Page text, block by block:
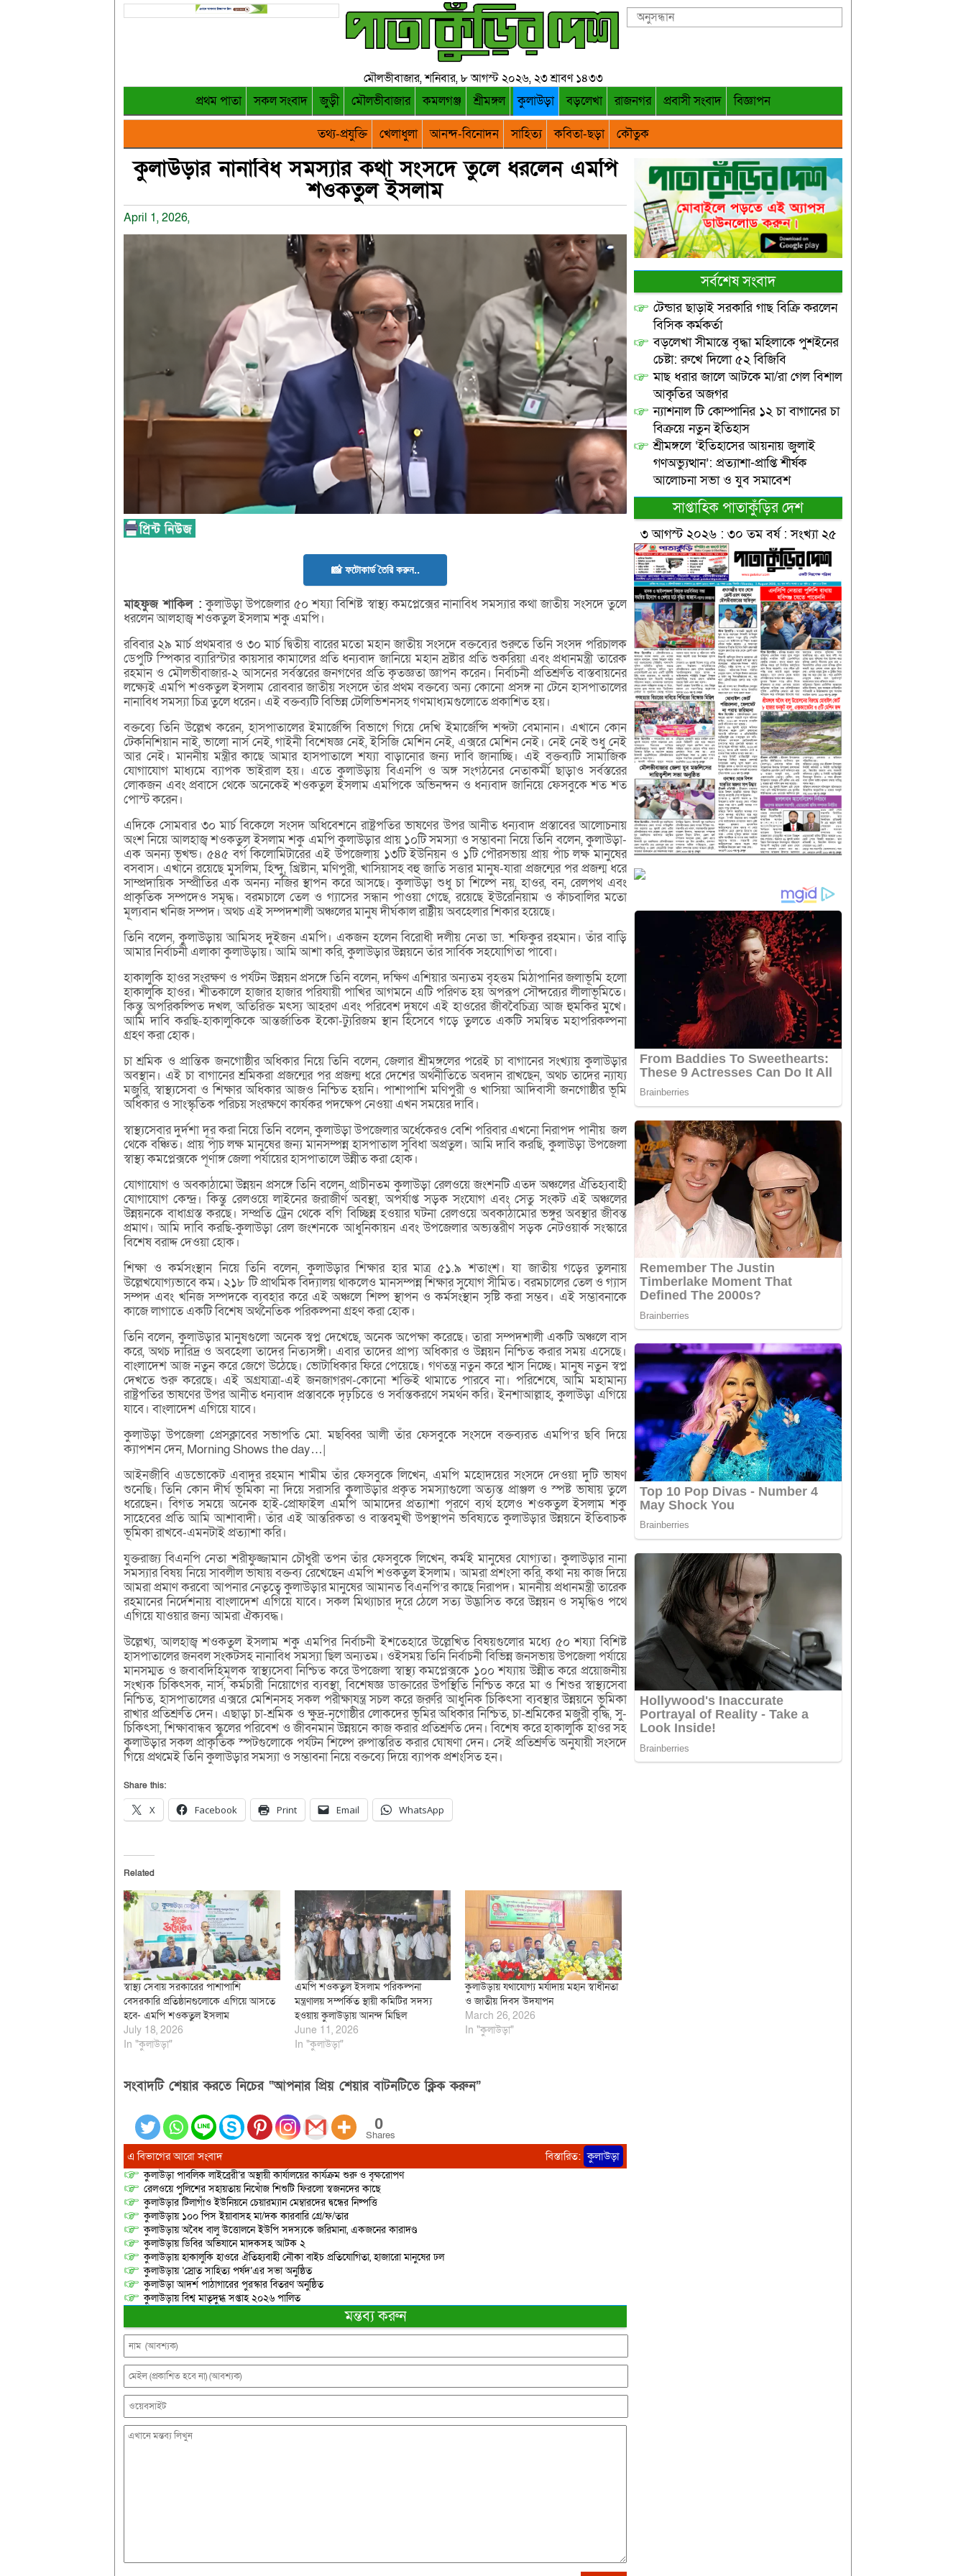
মৌলভীবাজার, শনিবার, ৮ আগস্ট ২০২৬, ২৩ শ্রাবণ ১৪৩৩
প্রথম পাতা সকল সংবাদ জুড়ী মৌলভীবাজার কমলগঞ্জ শ্রীমঙ্গল কুলাউড়া বড়লেখা রাজনগর প্রবাসী সংবাদ
বিজ্ঞাপন
তথ্য-প্রযুক্তি
খেলাধুলা আনন্দ-বিনোদন সাহিত্য কবিতা-ছড়া কৌতুক
কুলাউড়ার নানাবিধ সমস্যার কথা সংসদে তুলে ধরলেন এমপি
শওকতুল ইসলাম
April 1, 2026,
📸 ফটোকার্ড তৈরি করুন..
মাহফুজশাকিল : কুলাউড়া উপজেলার ৫০ শয্যা বিশিষ্ট স্বাস্থ্য কমপ্লেক্সের নানাবিধ সমস্যার কথা জাতীয় সংসদে তুলে
ধরলেন আলহাজ্ব শওকতুল ইসলাম শকু এমপি।
রবিবার ২৯ মার্চ প্রথমবার ও ৩০ মার্চ দ্বিতীয় বারের মতো মহান জাতীয় সংসদে বক্তব্যের শুরুতে তিনি সংসদ পরিচালক
ডেপুটি স্পিকার ব্যারিস্টার কায়সার কামালের প্রতি ধন্যবাদ জানিয়ে মহান স্রষ্টার প্রতি শুকরিয়া এবং প্রধানমন্ত্রী তারেক
রহমান ও মৌলভীবাজার-২ আসনের সর্বস্তরের জনগণের প্রতি কৃতজ্ঞতা জ্ঞাপন করেন। নির্বাচনী প্রতিশ্রুতি বাস্তবায়নের
লক্ষ্যেই এমপি শওকতুল ইসলাম রোববার জাতীয় সংসদে তাঁর প্রথম বক্তব্যে অন্য কোনো প্রসঙ্গ না টেনে হাসপাতালের
নানাবিধ সমস্যা চিত্র তুলে ধরেন। এই বক্তব্যটি বিভিন্ন টেলিভিশনসহ গণমাধ্যমগুলোতে প্রকাশিত হয়।
বক্তব্যে তিনি উল্লেখ করেন, হাসপাতালের ইমার্জেন্সি বিভাগে গিয়ে দেখি ইমার্জেন্সি শব্দটা বেমানান। এখানে কোন
টেকনিশিয়ান নাই, ভালো নার্স নেই, গাইনী বিশেষজ্ঞ নেই, ইসিজি মেশিন নেই, এক্সরে মেশিন নেই। নেই নেই শুধু নেই
আর নেই। মাননীয় মন্ত্রীর কাছে আমার হাসপাতালে শয্যা বাড়ানোর জন্য দাবি জানাচ্ছি। এই বক্তব্যটি সামাজিক
যোগাযোগ মাধ্যমে ব্যাপক ভাইরাল হয়। এতে কুলাউড়ায় বিএনপি ও অঙ্গ সংগঠনের নেতাকর্মী ছাড়াও সর্বস্তরের
লোকজন এবং প্রবাসে থেকে অনেকেই শওকতুল ইসলাম এমপিকে অভিনন্দন ও ধন্যবাদ জানিয়ে ফেসবুকে শত শত
পোস্ট করেন।
এদিকে সোমবার ৩০ মার্চ বিকেলে সংসদ অধিবেশনে রাষ্ট্রপতির ভাষণের উপর আনীত ধন্যবাদ প্রস্তাবের আলোচনায়
অংশ নিয়ে আলহাজ্ব শওকতুল ইসলাম শকু এমপি কুলাউড়ার প্রায় ১০টি সমস্যা ও সম্ভাবনা নিয়ে তিনি বলেন, কুলাউড়া-
এক অনন্য ভূখন্ড। ৫৪৫ বর্গ কিলোমিটারের এই উপজেলায় ১৩টি ইউনিয়ন ও ১টি পৌরসভায় প্রায় পাঁচ লক্ষ মানুষের
বসবাস। এখানে রয়েছে মুসলিম, হিন্দু, খ্রিষ্টান, মণিপুরী, খাসিয়াসহ বহু জাতি সত্তার মানুষ-যারা প্রজন্মের পর প্রজন্ম ধরে
সাম্প্রদায়িক সম্প্রীতির এক অনন্য নজির স্থাপন করে আসছে। কুলাউড়া শুধু চা শিল্পে নয়, হাওর, বন, রেলপথ এবং
প্রাকৃতিক সম্পদেও সমৃদ্ধ। বরমচালে তেল ও গ্যাসের সন্ধান পাওয়া গেছে, রয়েছে ইউরেনিয়াম ও কাঁচবালির মতো
মূল্যবান খনিজ সম্পদ। অথচ এই সম্পদশালী অঞ্চলের মানুষ দীর্ঘকাল রাষ্ট্রীয় অবহেলার শিকার হয়েছে।
তিনি বলেন, কুলাউড়ায় আমিসহ দুইজন এমপি। একজন হলেন বিরোধী দলীয় নেতা ডা. শফিকুর রহমান। তাঁর বাড়ি
আমার নির্বাচনী এলাকা কুলাউড়ায়। আমি আশা করি, কুলাউড়ার উন্নয়নে তাঁর সার্বিক সহযোগিতা পাবো।
হাকালুকি হাওর সংরক্ষণ ও পর্যটন উন্নয়ন প্রসঙ্গে তিনি বলেন, দক্ষিণ এশিয়ার অন্যতম বৃহত্তম মিঠাপানির জলাভূমি হলো
হাকালুকি হাওর। শীতকালে হাজার হাজার পরিযায়ী পাখির আগমনে এটি পরিণত হয় অপরূপ সৌন্দরে‌্যর লীলাভূমিতে।
কিন্তু অপরিকল্পিত দখল, অতিরিক্ত মৎস্য আহরণ এবং পরিবেশ দূষণে এই হাওরের জীববৈচিত্র্য আজ হুমকির মুখে।
আমি দাবি করছি-হাকালুকিকে আন্তর্জাতিক ইকো-ট্যুরিজম স্থান হিসেবে গড়ে তুলতে একটি সমন্বিত মহাপরিকল্পনা
গ্রহণ করা হোক।
চা শ্রমিক ও প্রান্তিক জনগোষ্ঠীর অধিকার নিয়ে তিনি বলেন, জেলার শ্রীমঙ্গলের পরেই চা বাগানের সংখ্যায় কুলাউড়ার
অবস্থান। এই চা বাগানের শ্রমিকরা প্রজন্মের পর প্রজন্ম ধরে দেশের অর্থনীতিতে অবদান রাখছেন, অথচ তাদের ন্যায্য
মজুরি, স্বাস্থ্যসেবা ও শিক্ষার অধিকার আজও নিশ্চিত হয়নি। পাশাপাশি মণিপুরী ও খাসিয়া আদিবাসী জনগোষ্ঠীর ভূমি
অধিকার ও সাংস্কৃতিক পরিচয় সংরক্ষণে কার্যকর পদক্ষেপ নেওয়া এখন সময়ের দাবি।
স্বাস্থ্যসেবার দুর্দশা দূর করা নিয়ে তিনি বলেন, কুলাউড়া উপজেলার অর্ধেকেরও বেশি পরিবার এখনো নিরাপদ পানীয় জল
থেকে বঞ্চিত। প্রায় পাঁচ লক্ষ মানুষের জন্য মানসম্পন্ন হাসপাতাল সুবিধা অপ্রতুল। আমি দাবি করছি, কুলাউড়া উপজেলা
স্বাস্থ্য কমপ্লেক্সকে পূর্ণাঙ্গ জেলা পর্যায়ের হাসপাতালে উন্নীত করা হোক।
যোগাযোগ ও অবকাঠামো উন্নয়ন প্রসঙ্গে তিনি বলেন, প্রাচীনতম কুলাউড়া রেলওয়ে জংশনটি এতদ অঞ্চলের ঐতিহ্যবাহী
যোগাযোগ কেন্দ্র। কিন্তু রেলওয়ে লাইনের জরাজীর্ণ অবস্থা, অপর্যাপ্ত সড়ক সংযোগ এবং সেতু সংকট এই অঞ্চলের
উন্নয়নকে বাধাগ্রস্ত করছে। সম্প্রতি ট্রেন থেকে বগি বিচ্ছিন্ন হওয়ার ঘটনা রেলওয়ে অবকাঠামোর ভঙ্গুর অবস্থার জীবন্ত
প্রমাণ। আমি দাবি করছি-কুলাউড়া রেল জংশনকে আধুনিকায়ন এবং উপজেলার অভ্যন্তরীণ সড়ক নেটওয়ার্ক সংস্কারে
বিশেষ বরাদ্দ দেওয়া হোক।
শিক্ষা ও কর্মসংস্থান নিয়ে তিনি বলেন, কুলাউড়ার শিক্ষার হার মাত্র ৫১.৯ শতাংশ। যা জাতীয় গড়ের তুলনায়
উল্লেখযোগ্যভাবে কম। ২১৮ টি প্রাথমিক বিদ্যালয় থাকলেও মানসম্পন্ন শিক্ষার সুযোগ সীমিত। বরমচালের তেল ও গ্যাস
সম্পদ এবং খনিজ সম্পদকে ব্যবহার করে এই অঞ্চলে শিল্প স্থাপন ও কর্মসংস্থান সৃষ্টি করা সম্ভব। এই সম্ভাবনাকে
কাজে লাগাতে একটি বিশেষ অর্থনৈতিক পরিকল্পনা গ্রহণ করা হোক।
তিনি বলেন, কুলাউড়ার মানুষগুলো অনেক স্বপ্ন দেখেছে, অনেক অপেক্ষা করেছে। তারা সম্পদশালী একটি অঞ্চলে বাস
করে, অথচ দারিদ্র ও অবহেলা তাদের নিত্যসঙ্গী। এবার তাদের প্রাপ্য অধিকার ও উন্নয়ন নিশ্চিত করার সময় এসেছে।
বাংলাদেশ আজ নতুন করে জেগে উঠেছে। ভোটাধিকার ফিরে পেয়েছে। গণতন্ত্র নতুন করে শ্বাস নিচ্ছে। মানুষ নতুন স্বপ্ন
দেখতে শুরু করেছে। এই অগ্রযাত্রা-এই জনজাগরণ-কোনো শক্তিই থামাতে পারবে না। পরিশেষে, আমি মহামান্য
রাষ্ট্রপতির ভাষণের উপর আনীত ধন্যবাদ প্রস্তাবকে দৃঢ়চিত্তে ও সর্বান্তকরণে সমর্থন করি। ইনশাআল্লাহ, কুলাউড়া এগিয়ে
যাবে। বাংলাদেশ এগিয়ে যাবে।
কুলাউড়া উপজেলা প্রেসক্লাবের সভাপতি মো. মছব্বির আলী তাঁর ফেসবুকে সংসদে বক্তব্যরত এমপি’র ছবি দিয়ে
ক্যাপশন দেন, Morning Shows the day…|
আইনজীবি এডভোকেট এবাদুর রহমান শামীম তাঁর ফেসবুকে লিখেন, এমপি মহোদয়ের সংসদে দেওয়া দুটি ভাষণ
শুনেছি। তিনি কোন দীর্ঘ ভূমিকা না দিয়ে সরাসরি কুলাউড়ার প্রকৃত সমস্যাগুলো অত্যন্ত প্রাঞ্জল ও স্পষ্ট ভাষায় তুলে
ধরেছেন। বিগত সময়ে অনেক হাই-প্রোফাইল এমপি আমাদের প্রত্যাশা পূরণে ব্যর্থ হলেও শওকতুল ইসলাম শকু
সাহেবের প্রতি আমি আশাবাদী। তাঁর এই আন্তরিকতা ও বাস্তবমুখী উপস্থাপন ভবিষ্যতে কুলাউড়ার উন্নয়নে ইতিবাচক
ভূমিকা রাখবে-এমনটাই প্রত্যাশা করি।
যুক্তরাজ্য বিএনপি নেতা শরীফুজ্জামান চৌধুরী তপন তাঁর ফেসবুকে লিখেন, কর্মই মানুষের যোগ্যতা। কুলাউড়ার নানা
সমস্যার বিষয় নিয়ে সাবলীল ভাষায় বক্তব্য রেখেছেন এমপি শওকতুল ইসলাম। আমরা প্রশংসা করি, কথা নয় কাজ দিয়ে
আমরা প্রমাণ করবো আপনার নেতৃত্বে কুলাউড়ার মানুষের আমানত বিএনপি’র কাছে নিরাপদ। মাননীয় প্রধানমন্ত্রী তারেক
রহমানের নির্দেশনায় বাংলাদেশ এগিয়ে যাবে। সকল মিথ্যাচার দূরে ঠেলে সত্য উদ্ভাসিত করে উন্নয়ন ও সমৃদ্ধিও পথে
এগিয়ে যাওয়ার জন্য আমরা ঐক্যবদ্ধ।
উল্লেখ্য, আলহাজ্ব শওকতুল ইসলাম শকু এমপির নির্বাচনী ইশতেহারে উল্লেখিত বিষয়গুলোর মধ্যে ৫০ শয্যা বিশিষ্ট
হাসপাতালের জনবল সংকটসহ নানাবিধ সমস্যা ছিল অন্যতম। ওইসময় তিনি নির্বাচনী বিভিন্ন জনসভায় উপজেলা পর্যায়ে
মানসম্মত ও জবাবদিহিমূলক স্বাস্থ্যসেবা নিশ্চিত করে উপজেলা স্বাস্থ্য কমপ্লেক্সকে ১০০ শয্যায় উন্নীত করে প্রয়োজনীয়
সংখ্যক চিকিৎসক, নার্স, কর্মচারী নিয়োগের ব্যবস্থা, বিশেষজ্ঞ ডাক্তারের উপস্থিতি নিশ্চিত করে মা ও শিশুর স্বাস্থ্যসেবা
নিশ্চিত, হাসপাতালের এক্সরে মেশিনসহ সকল পরীক্ষাযন্ত্র সচল করে জরুরি আধুনিক চিকিৎসা ব্যবস্থার উন্নয়নে ভূমিকা
রাখার প্রতিশ্রুতি দেন। এছাড়া চা-শ্রমিক ও ক্ষুদ্র-নৃগোষ্ঠীর লোকদের ভূমির অধিকার নিশ্চিত, চা-শ্রমিকের মজুরী বৃদ্ধি, সু-
চিকিৎসা, শিক্ষাবান্ধব স্কুলের পরিবেশ ও জীবনমান উন্নয়নে কাজ করার প্রতিশ্রুতি দেন। বিশেষ করে হাকালুকি হাওর সহ
কুলাউড়ার সকল প্রাকৃতিক স্পটগুলোকে পর্যটন শিল্পে রুপান্তরিত করার ঘোষণা দেন। সেই প্রতিশ্রুতি অনুযায়ী সংসদে
গিয়ে প্রথমেই তিনি কুলাউড়ার সমস্যা ও সম্ভাবনা নিয়ে বক্তব্যে দিয়ে ব্যাপক প্রশংসিত হন।
Share this:
X Facebook Print Email WhatsApp
Related
স্বাস্থ্য সেবায় সরকারের পাশাপাশি
বেসরকারি প্রতিষ্ঠানগুলোকে এগিয়ে আসতে
হবে- এমপি শওকতুল ইসলাম
July 18, 2026
In "কুলাউড়া"
এমপি শওকতুল ইসলাম পরিকল্পনা
মন্ত্রণালয় সম্পর্কিত স্থায়ী কমিটির সদস্য
হওয়ায় কুলাউড়ায় আনন্দ মিছিল
June 11, 2026
In "কুলাউড়া"
কুলাউড়ায় যথাযোগ্য মর্যাদায় মহান স্বাধীনতা
ও জাতীয় দিবস উদযাপন
March 26, 2026
In "কুলাউড়া"
সংবাদটি শেয়ার করতে নিচের “আপনার প্রিয় শেয়ার বাটনটিতে ক্লিক করুন”
0
Shares
এ বিভাগের আরো সংবাদ বিস্তারিত: কুলাউড়া
কুলাউড়া পাবলিক লাইব্রেরী’র অস্থায়ী কার্যালয়ের কার্যক্রম শুরু ও বৃক্ষরোপণ
রেলওয়ে পুলিশের সহায়তায় নিখোঁজ শিশুটি ফিরলো স্বজনদের কাছে
কুলাউড়ার টিলাগাঁও ইউনিয়নে চেয়ারম্যান মেম্বারদের দ্বন্ধের নিষ্পত্তি
কুলাউড়ায় ১০০ পিস ইয়াবাসহ মা/দক কারবারি গ্রে/ফ/তার
কুলাউড়ায় অবৈধ বালু উত্তোলনে ইউপি সদস্যকে জরিমানা, একজনের কারাদণ্ড
কুলাউড়ায় ডিবির অভিযানে মাদকসহ আটক ২
কুলাউড়ায় হাকালুকি হাওরে ঐতিহ্যবাহী নৌকা বাইচ প্রতিযোগিতা, হাজারো মানুষের ঢল
কুলাউড়ায় ‘স্রোত সাহিত্য পর্ষদ’এর সভা অনুষ্ঠিত
কুলাউড়া আদর্শ পাঠাগারের পুরস্কার বিতরণ অনুষ্ঠিত
কুলাউড়ায় বিশ্ব মাতৃদুগ্ধ সপ্তাহ ২০২৬ পালিত
মন্তব্য করুন
সর্বশেষ সংবাদ
টেন্ডার ছাড়াই সরকারি গাছ বিক্রি করলেন
বিসিক কর্মকর্তা
বড়লেখা সীমান্তে বৃদ্ধা মহিলাকে পুশইনের
চেষ্টা: রুখে দিলো ৫২ বিজিবি
মাছ ধরার জালে আটকে মা/রা গেল বিশাল
আকৃতির অজগর
ন্যাশনাল টি কোম্পানির ১২ চা বাগানের চা
বিক্রয়ে নতুন ইতিহাস
শ্রীমঙ্গলে ‘ইতিহাসের আয়নায় জুলাই
গণঅভ্যুত্থান’: প্রত্যাশা-প্রাপ্তি শীর্ষক
আলোচনা সভা ও যুব সমাবেশ
সাপ্তাহিক পাতাকুঁড়ির দেশ
৩ আগস্ট ২০২৬ : ৩০ তম বর্ষ : সংখ্যা ২৫